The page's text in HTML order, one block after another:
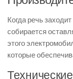
Когда речь
собирается
этого
которые